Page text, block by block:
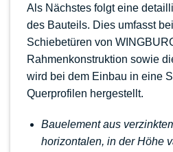
Als Nächstes folgt eine
des Bauteils. Dies umfasst
Schiebetüren von
Rahmenkonstruktion sowie
wird bei dem Einbau in eine
Querprofilen hergestellt.
Bauelement aus
horizontalen, in der Höhe